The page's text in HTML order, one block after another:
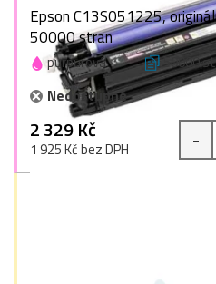
Epson C13S051225,
50000 stran
purpurová 50000
Nedostupné
2 329 Kč
1 925 Kč bez DPH -